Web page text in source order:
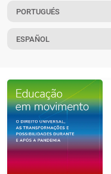
PORTUGUÉS
ESPAÑOL